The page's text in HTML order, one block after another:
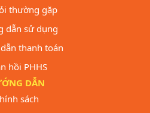
thường gặp
dẫn sử dụng
thanh toán
hồi PHHS
DẪN
sách